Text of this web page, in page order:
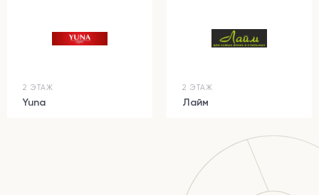
2 ЭТАЖ
Yuna
2 ЭТАЖ
Лайм